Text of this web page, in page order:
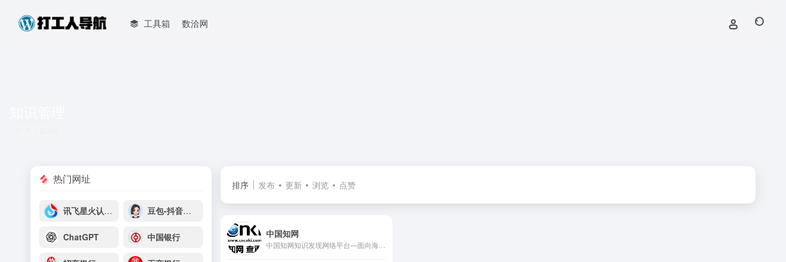
工具箱 数洽网
排序 发布 更新 浏览 点赞
中国知网
热门网址
讯飞星火认知大模型 豆包-抖音云雀平台
ChatGPT 中国银行